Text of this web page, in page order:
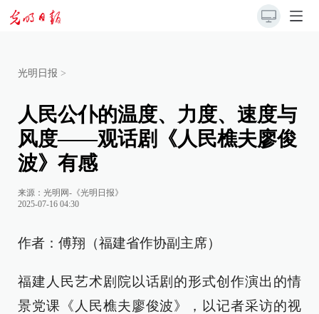
光明日报 >
人民公仆的温度、力度、速度与
风度——观话剧《人民樵夫廖俊
波》有感
来源： 光明网-《光明日报》
2025-07-16 04:30
作者：傅翔（福建省作协副主席）
福建人民艺术剧院以话剧的形式创作演出的情
景党课《人民樵夫廖俊波》，以记者采访的视